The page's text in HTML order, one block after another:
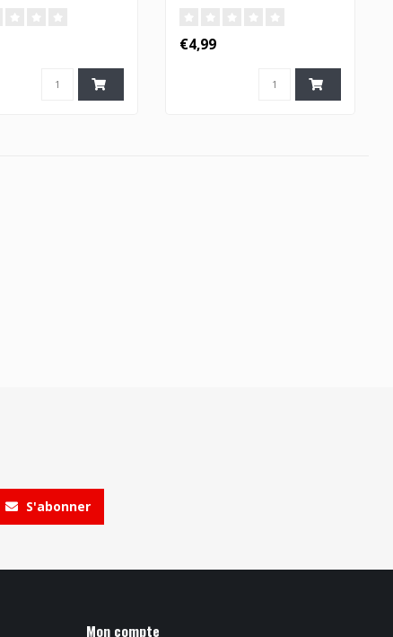
€4,99
S'abonner
Mon compte